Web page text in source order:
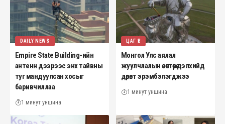
DAILY NEWS
Empire State Building-ийн
антенн дээрээс энх тайвны
туг мандуулсан хосыг
баривчиллаа
1 минут уншина
ЦАГ ҮЕ
Монгол Улс аялал
жуулчлалын өсөлтөөрөө дэлхийд
дөрөвт эрэмбэлэгджээ
1 минут уншина